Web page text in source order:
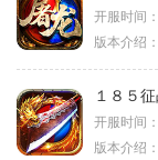
开服时间：
版本介绍：
１８５
开服时间：
版本介绍：